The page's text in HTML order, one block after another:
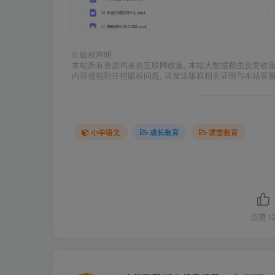
© 版权声明
本站所有资源均来自互联网收集, 本站大数据爬虫负责收
内容侵犯到任何版权问题, 请发送版权相关证明与本站客
小学语文 成长教育 课堂教育
点赞